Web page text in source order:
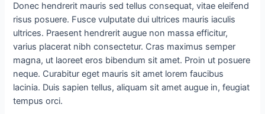
Donec hendrerit mauris sed tellus consequat, vitae eleifend
risus posuere. Fusce vulputate dui ultrices mauris iaculis
ultrices. Praesent hendrerit augue non massa efficitur,
varius placerat nibh consectetur. Cras maximus semper
magna, ut laoreet eros bibendum sit amet. Proin ut posuere
neque. Curabitur eget mauris sit amet lorem faucibus
lacinia. Duis sapien tellus, aliquam sit amet augue in, feugiat
tempus orci.